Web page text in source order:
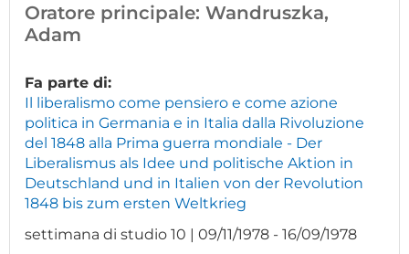
Oratore principale: Wandruszka,
Adam
Fa parte di:
Il liberalismo come pensiero e come azione
politica in Germania e in Italia dalla Rivoluzione
del 1848 alla Prima guerra mondiale - Der
Liberalismus als Idee und politische Aktion in
Deutschland und in Italien von der Revolution
1848 bis zum ersten Weltkrieg
settimana di studio 10 | 09/11/1978 - 16/09/1978